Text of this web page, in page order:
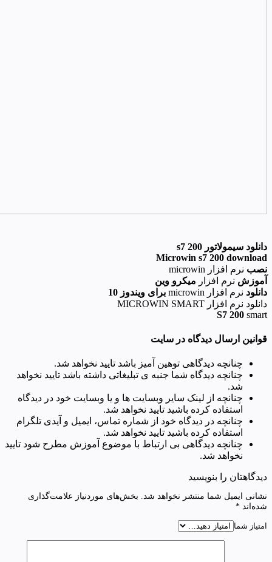
دانلود سیمولاتور s7 200
Microwin s7 200 download
نصب نرم افزار microwin
آموزش نرم افزار میکرو وین
دانلود نرم افزار microwin
برای ویندوز 10
دانلود نرم افزار MICROWIN SMART
S7 200 smart
قوانین ارسال دیدگاه در سایت
چنانچه دیدگاهی توهین آمیز باشد تایید نخواهد شد.
چنانچه دیدگاه شما جنبه ی تبلیغاتی داشته باشد تایید نخواهد
شد.
چنانچه از لینک سایر وبسایت ها و یا وبسایت خود در دیدگاه
استفاده کرده باشید تایید نخواهد شد.
چنانچه در دیدگاه خود از شماره تماس، ایمیل و آیدی تلگرام
استفاده کرده باشید تایید نخواهد شد.
چنانچه دیدگاهی بی ارتباط با موضوع آموزش مطرح شود تایید
نخواهد شد.
دیدگاهتان را بنویسید
نشانی ایمیل شما منتشر نخواهد شد. بخش‌های موردنیاز علامت‌گذاری
شده‌اند *
امتیاز شما